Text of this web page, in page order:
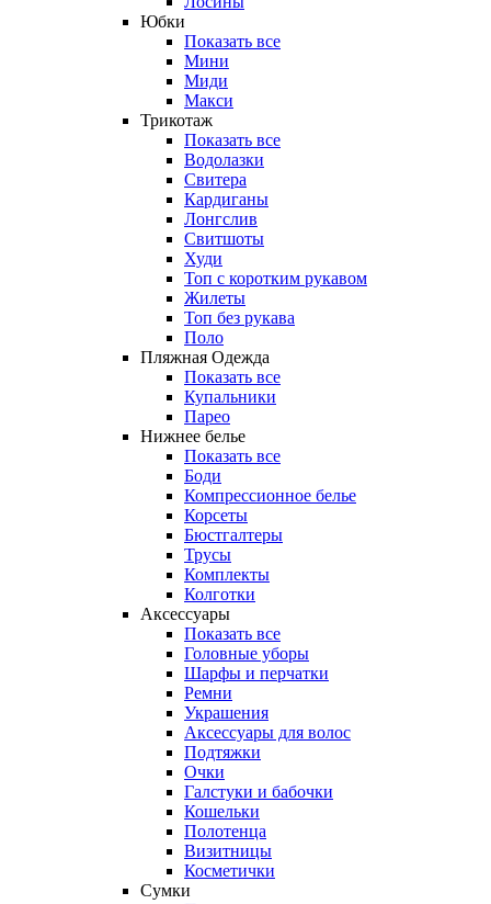
Юбки
Показать все
Мини
Миди
Макси
Трикотаж
Показать все
Водолазки
Свитера
Кардиганы
Лонгслив
Свитшоты
Худи
Топ с коротким рукавом
Жилеты
Топ без рукава
Поло
Пляжная Одежда
Показать все
Купальники
Парео
Нижнее белье
Показать все
Боди
Компрессионное белье
Корсеты
Бюстгалтеры
Трусы
Комплекты
Колготки
Аксессуары
Показать все
Головные уборы
Шарфы и перчатки
Ремни
Украшения
Аксессуары для волос
Подтяжки
Очки
Галстуки и бабочки
Кошельки
Полотенца
Визитницы
Косметички
Сумки